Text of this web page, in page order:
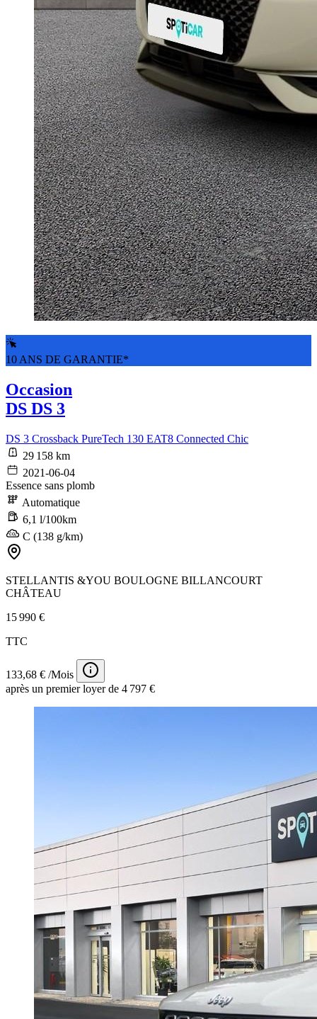
10 ANS DE GARANTIE*
Occasion
DS DS 3
DS 3 Crossback PureTech 130 EAT8 Connected Chic
29 158 km
2021-06-04
Essence sans plomb
Automatique
6,1 l/100km
C (138 g/km)
STELLANTIS &YOU BOULOGNE BILLANCOURT
CHÂTEAU
15 990 €
TTC
133,68 € /Mois
après un premier loyer de 4 797 €